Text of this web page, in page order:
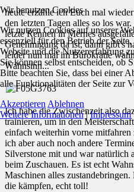
heute erzähle ich Euch mal
den letzten Tagen alles so los
letzte Rennen in Mernes
Genehmigung da ist, dann gibt's
leider nun mal im Bürokratie
Wahnsinn...
Ich habe die Zwischenzeit also
trainieren, um in den
einfach weiterhin vorne
ich aber auch noch andere
Silverstone mit und war natürlich
beim Zuschauen. Es ist echt
Maschinen alles
die kämpfen, echt toll!
Wir benutzen Cookies
Wir nutzen Cookies auf unserer
essenziell für den Betrieb der
Website und die Nutzererfahrung
Sie können selbst entscheiden, ob
Bitte beachten Sie, dass bei einer
alle Funktionalitäten der Seite zur
Akzeptieren Ablehnen
Weitere Informationen|Impressum